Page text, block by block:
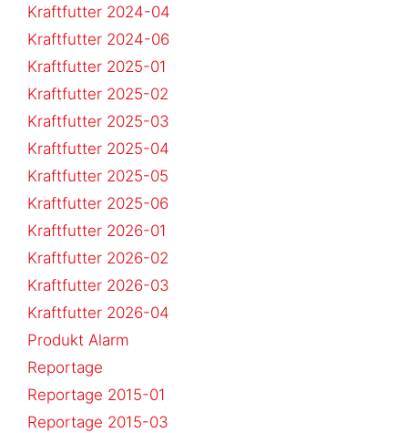
Kraftfutter 2024-04
Kraftfutter 2024-06
Kraftfutter 2025-01
Kraftfutter 2025-02
Kraftfutter 2025-03
Kraftfutter 2025-04
Kraftfutter 2025-05
Kraftfutter 2025-06
Kraftfutter 2026-01
Kraftfutter 2026-02
Kraftfutter 2026-03
Kraftfutter 2026-04
Produkt Alarm
Reportage
Reportage 2015-01
Reportage 2015-03